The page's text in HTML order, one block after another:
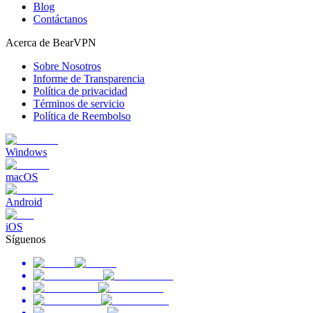
Blog
Contáctanos
Acerca de BearVPN
Sobre Nosotros
Informe de Transparencia
Política de privacidad
Términos de servicio
Política de Reembolso
Windows
macOS
Android
iOS
Síguenos